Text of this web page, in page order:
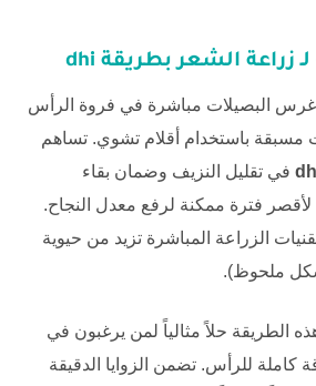
زراعة الشعر بطريقة dhi
غرس البصيلات مباشرة في فروة الرأس
مسبقة باستخدام أقلام تشوي. تساهم
في تقليل النزيف وضمان بقاء
فترة ممكنة لرفع معدل النجاح.
الزراعة المباشرة تزيد من حيوية
ملحوظ).
الطريقة حلاً مثالياً لمن يرغبون في
كاملة للرأس. تضمن الزوايا الدقيقة